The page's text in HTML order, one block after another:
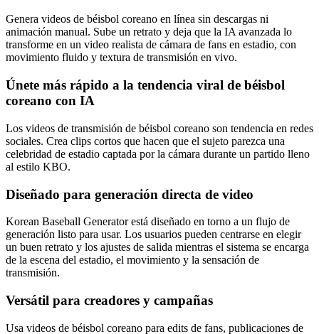
Genera videos de béisbol coreano en línea sin descargas ni
animación manual. Sube un retrato y deja que la IA avanzada lo
transforme en un video realista de cámara de fans en estadio, con
movimiento fluido y textura de transmisión en vivo.
Únete más rápido a la tendencia viral de béisbol
coreano con IA
Los videos de transmisión de béisbol coreano son tendencia en redes
sociales. Crea clips cortos que hacen que el sujeto parezca una
celebridad de estadio captada por la cámara durante un partido lleno
al estilo KBO.
Diseñado para generación directa de video
Korean Baseball Generator está diseñado en torno a un flujo de
generación listo para usar. Los usuarios pueden centrarse en elegir
un buen retrato y los ajustes de salida mientras el sistema se encarga
de la escena del estadio, el movimiento y la sensación de
transmisión.
Versátil para creadores y campañas
Usa videos de béisbol coreano para edits de fans, publicaciones de